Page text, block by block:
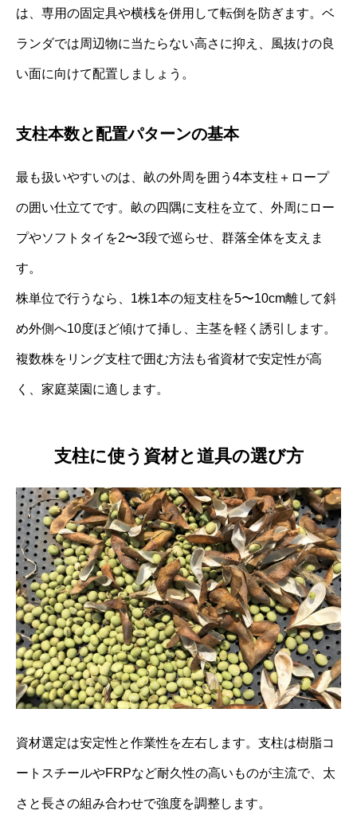
は、専用の固定具や横桟を併用して転倒を防ぎます。ベ
ランダでは周辺物に当たらない高さに抑え、風抜けの良
い面に向けて配置しましょう。
支柱本数と配置パターンの基本
最も扱いやすいのは、畝の外周を囲う4本支柱＋ロープ
の囲い仕立てです。畝の四隅に支柱を立て、外周にロー
プやソフトタイを2〜3段で巡らせ、群落全体を支えま
す。
株単位で行うなら、1株1本の短支柱を5〜10cm離して斜
め外側へ10度ほど傾けて挿し、主茎を軽く誘引します。
複数株をリング支柱で囲む方法も省資材で安定性が高
く、家庭菜園に適します。
支柱に使う資材と道具の選び方
資材選定は安定性と作業性を左右します。支柱は樹脂コ
ートスチールやFRPなど耐久性の高いものが主流で、太
さと長さの組み合わせで強度を調整します。